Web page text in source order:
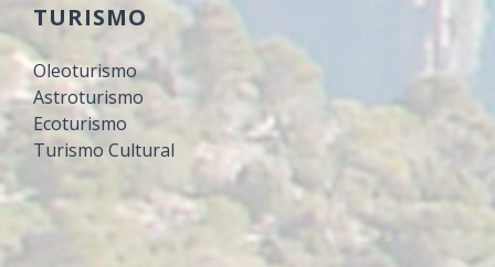
TURISMO
Oleoturismo
Astroturismo
Ecoturismo
Turismo Cultural